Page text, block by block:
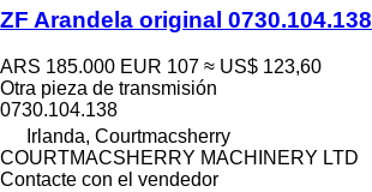
ZF Arandela original 0730.104.138
ARS 185.000 EUR 107 ≈ US$ 123,60
Otra pieza de transmisión
0730.104.138
Irlanda, Courtmacsherry
COURTMACSHERRY MACHINERY LTD
Contacte con el vendedor